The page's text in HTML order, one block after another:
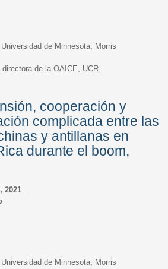
de Minnesota, Morris
de la OAICE, UCR
cooperación y
complicada entre las
y antillanas en
durante el boom,
2021
de Minnesota, Morris